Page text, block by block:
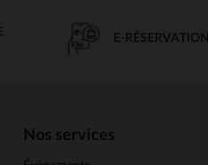
E-RÉSERVATION
Nos services